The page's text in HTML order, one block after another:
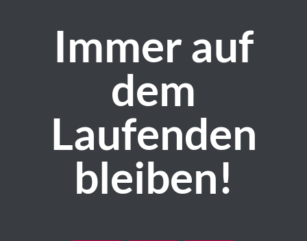
Immer auf
dem
Laufenden
bleiben!